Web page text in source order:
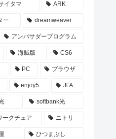
イタマ ARK
ー dreamweaver
アンバサダープログラム
海賊版 CS6
PC ブラウザ
enjoy5 JFA
softbank光
ークチェア ニトリ
ひつまぶし